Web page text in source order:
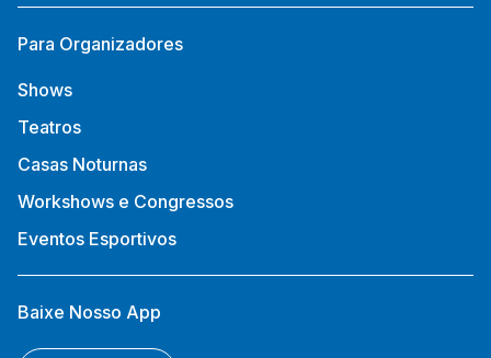
Para Organizadores
Shows
Teatros
Casas Noturnas
Workshows e Congressos
Eventos Esportivos
Baixe Nosso App